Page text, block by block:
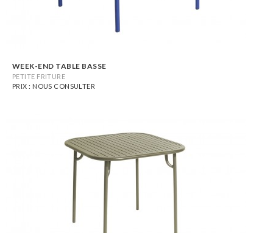
WEEK-END TABLE BASSE
PETITE FRITURE
PRIX : NOUS CONSULTER